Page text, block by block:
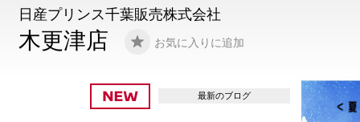
木更津店 お気に入りに追加
日産プリンス千葉販売株式会社
最新のブログ